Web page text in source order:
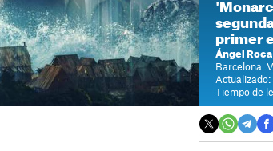
primer
Ángel
Barcelona.
Actualizado:
Tiempo de